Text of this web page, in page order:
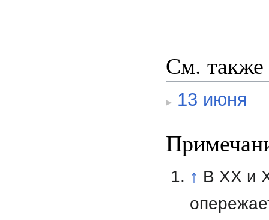
См. также
13 июня
↑ В XX и